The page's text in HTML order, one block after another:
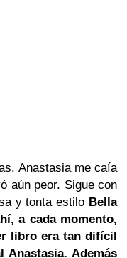
Anastasia me caía
aún peor. Sigue con
y tonta estilo Bella
a cada momento,
libro era tan difícil
Además